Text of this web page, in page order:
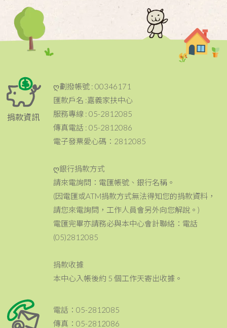
捐款資訊
ღ劃撥帳號 : 00346171
匯款戶名 :嘉義家扶中心
服務專線 : 05-2812085
傳真電話 : 05-2812086
電子發票愛心碼：2812085
ღ銀行捐款方式
請來電詢問：電匯帳號、銀行名稱。
(因電匯或ATM捐款方式無法得知您的捐款資料，
請您來電詢問，工作人員會另外向您解說。)
電匯完畢亦請務必與本中心會計聯絡：電話
(05)2812085
捐款收據
本中心入帳後約 5 個工作天寄出收據。
電話：05-2812085
傳真：05-2812086